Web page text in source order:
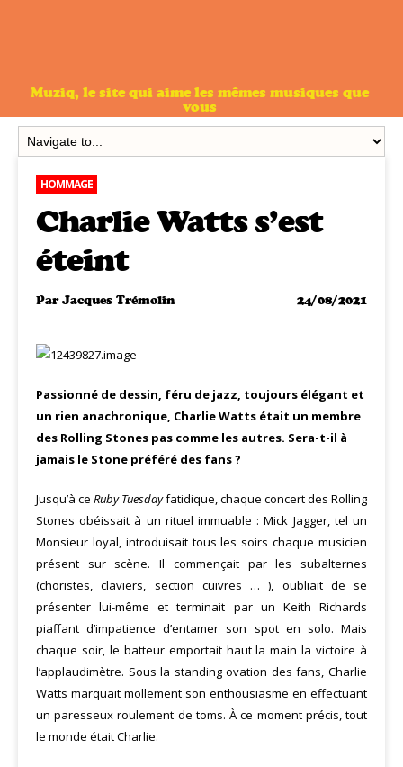
Muziq, le site qui aime les mêmes musiques que
vous
HOMMAGE
Charlie Watts s’est
éteint
ParJacques Trémolin 24/08/2021
Passionné de dessin, féru de jazz, toujours élégant et
un rien anachronique, Charlie Watts était un membre
des Rolling Stones pas comme les autres. Sera-t-il à
jamais le Stone préféré des fans ?
Jusqu’à ce Ruby Tuesdayfatidique, chaque concert des Rolling
Stones obéissait à un rituel immuable : Mick Jagger, tel un
Monsieur loyal, introduisait tous les soirs chaque musicien
présent sur scène. Il commençait par les subalternes
(choristes, claviers, section cuivres … ), oubliait de se
présenter lui-même et terminait par un Keith Richards
piaffant d’impatience d’entamer son spot en solo. Mais
chaque soir, le batteur emportait haut la main la victoire à
l’applaudimètre. Sous la standing ovation des fans, Charlie
Watts marquait mollement son enthousiasme en effec­tuant
un paresseux roulement de toms. À ce moment précis, tout
le monde était Charlie.